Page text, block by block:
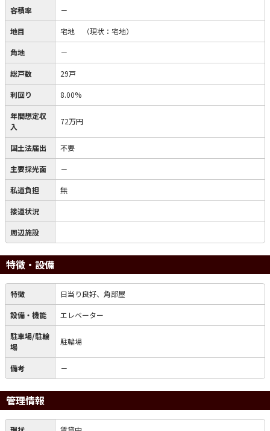
容積率 －
地目 宅地 （現状：宅地）
角地 －
総戸数 29戸
利回り 8.00%
年間想定収
入
72万円
国土法届出 不要
主要採光面 －
私道負担 無
接道状況
周辺施設
特徴・設備
特徴 日当り良好、角部屋
設備・機能 エレベーター
駐車場/駐輪
場
駐輪場
備考 －
管理情報